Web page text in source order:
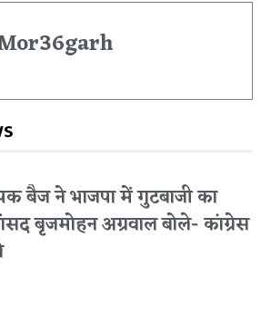
बैज ने भाजपा में गुटबाजी का
बृजमोहन अग्रवाल बोले- कांग्रेस